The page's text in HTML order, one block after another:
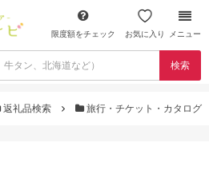
限度額をチェック お気に入り メニュー
検索
返礼品検索 旅行・チケット・カタログ